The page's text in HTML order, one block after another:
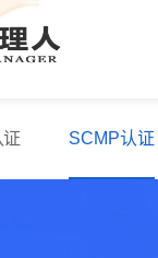
SCMP认证